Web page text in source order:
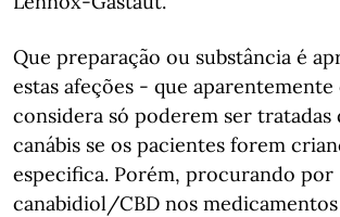
Que preparação ou substância é
estas afeções - que
considera só poderem ser tratadas
canábis se os pacientes forem
especifica. Porém, procurando por
canabidiol/CBD nos